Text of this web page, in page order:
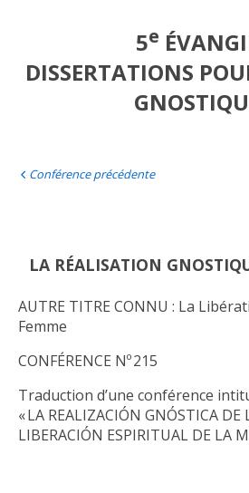
5e
DISSERTATIONS
Conférence précédente
LA RÉALISATION
AUTRE TITRE CONNU : La
Femme
CONFÉRENCE Nº 215
Traduction d’une conférence
« LA REALIZACIÓN GNÓSTICA DE
LIBERACIÓN ESPIRITUAL DE LA